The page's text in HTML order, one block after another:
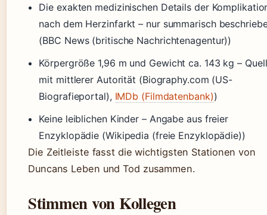
Die exakten medizinischen Details der
nach dem Herzinfarkt – nur summarisch
(BBC News (britische Nachrichtenagentur))
Körpergröße 1,96 m und Gewicht ca. 143 kg –
mit mittlerer Autorität (Biography.com (US-
Biografieportal), IMDb (Filmdatenbank))
Keine leiblichen Kinder – Angabe aus freier
Enzyklopädie (Wikipedia (freie Enzyklopädie))
Die Zeitleiste fasst die wichtigsten Stationen von
Duncans Leben und Tod zusammen.
Stimmen von Kollegen